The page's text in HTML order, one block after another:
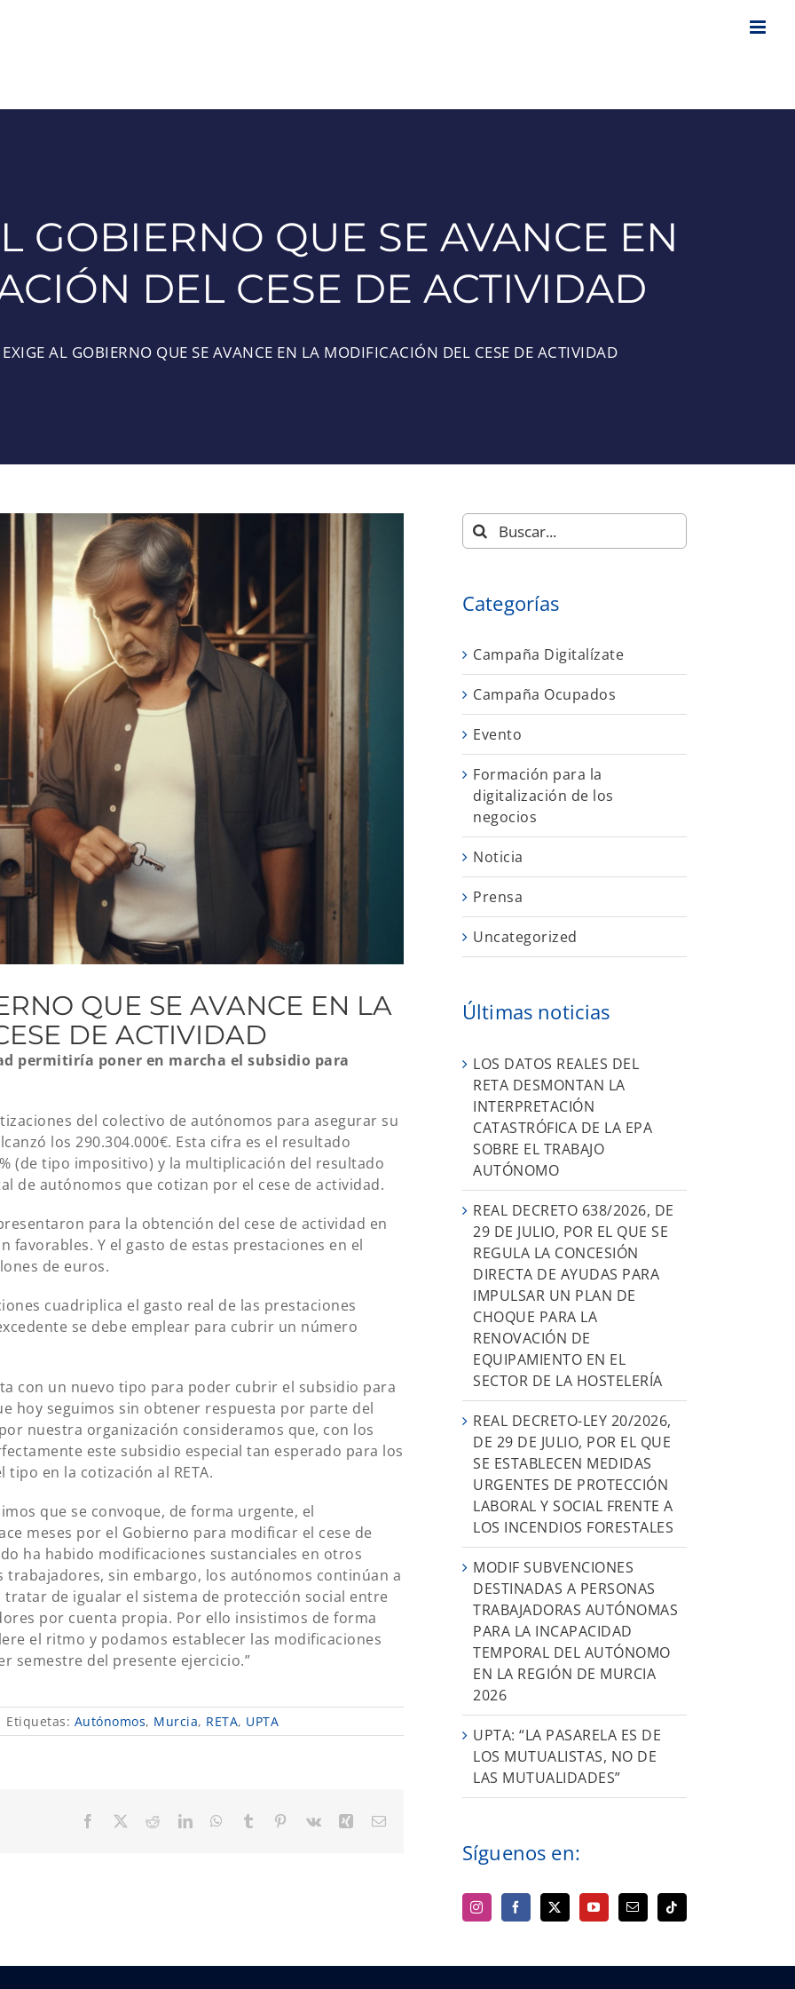
GOBIERNO QUE SE AVANCE EN
DEL CESE DE ACTIVIDAD
AL GOBIERNO QUE SE AVANCE EN LA MODIFICACIÓN DEL CESE DE ACTIVIDAD
QUE SE AVANCE EN LA
DE ACTIVIDAD
permitiría poner en marcha el subsidio para
del colectivo de autónomos para asegurar su
los 290.304.000€. Esta cifra es el resultado
(de tipo impositivo) y la multiplicación del resultado
de autónomos que cotizan por el cese de actividad.
para la obtención del cese de actividad en
favorables. Y el gasto de estas prestaciones en el
de euros.
cuadriplica el gasto real de las prestaciones
se debe emplear para cubrir un número
con un nuevo tipo para poder cubrir el subsidio para
hoy seguimos sin obtener respuesta por parte del
nuestra organización consideramos que, con los
este subsidio especial tan esperado para los
en la cotización al RETA.
que se convoque, de forma urgente, el
meses por el Gobierno para modificar el cese de
ha habido modificaciones sustanciales en otros
sin embargo, los autónomos continúan a
tratar de igualar el sistema de protección social entre
por cuenta propia. Por ello insistimos de forma
el ritmo y podamos establecer las modificaciones
semestre del presente ejercicio.”
Etiquetas: Autónomos, Murcia, RETA, UPTA
Facebook RedditLinkedInWhatsApp
Tumblr Pinterest
Vk XingCorreo
Buscar:
Categorías
Campaña Digitalízate
Campaña Ocupados
Evento
Formación para la
digitalización de los
negocios
Noticia
Prensa
Uncategorized
Últimas noticias
LOS DATOS REALES DEL
RETA DESMONTAN LA
INTERPRETACIÓN
CATASTRÓFICA DE LA EPA
SOBRE EL TRABAJO
AUTÓNOMO
REAL DECRETO 638/2026, DE
29 DE JULIO, POR EL QUE SE
REGULA LA CONCESIÓN
DIRECTA DE AYUDAS PARA
IMPULSAR UN PLAN DE
CHOQUE PARA LA
RENOVACIÓN DE
EQUIPAMIENTO EN EL
SECTOR DE LA HOSTELERÍA
REAL DECRETO-LEY 20/2026,
DE 29 DE JULIO, POR EL QUE
SE ESTABLECEN MEDIDAS
URGENTES DE PROTECCIÓN
LABORAL Y SOCIAL FRENTE A
LOS INCENDIOS FORESTALES
MODIF SUBVENCIONES
DESTINADAS A PERSONAS
TRABAJADORAS AUTÓNOMAS
PARA LA INCAPACIDAD
TEMPORAL DEL AUTÓNOMO
EN LA REGIÓN DE MURCIA
2026
UPTA: “LA PASARELA ES DE
LOS MUTUALISTAS, NO DE
LAS MUTUALIDADES”
Síguenos en: